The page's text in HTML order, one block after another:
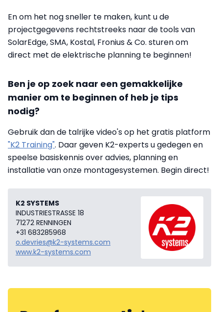
En om het nog sneller te maken, kunt u de
projectgegevens rechtstreeks naar de tools van
SolarEdge, SMA, Kostal, Fronius & Co. sturen om
direct met de elektrische planning te beginnen!
Ben je op zoek naar een gemakkelijke
manier om te beginnen of heb je tips
nodig?
Gebruik dan de talrijke video's op het gratis platform
"K2 Training". Daar geven K2-experts u gedegen en
speelse basiskennis over advies, planning en
installatie van onze montagesystemen. Begin direct!
K2 SYSTEMS
INDUSTRIESTRASSE 18
71272 RENNINGEN
+31 683285968
o.devries@k2-systems.com
www.k2-systems.com